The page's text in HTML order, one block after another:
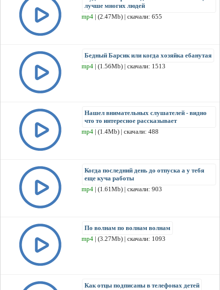
лучше многих людей
mp4 | (2.47Mb) | скачали: 655
Бедный Барсик или когда хозяйка ебанутая
mp4 | (1.56Mb) | скачали: 1513
Нашел внимательных слушателей - видно
что то интересное рассказывает
mp4 | (1.4Mb) | скачали: 488
Когда последний день до отпуска а у тебя
еще куча работы
mp4 | (1.61Mb) | скачали: 903
По волнам по волнам волнам
mp4 | (3.27Mb) | скачали: 1093
Как отцы подписаны в телефонах детей